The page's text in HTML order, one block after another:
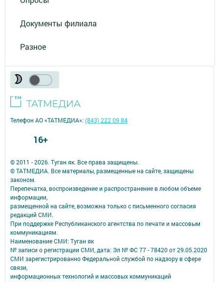
Документы филиала
Разное
© 2011 - 2026. Туган як. Все права защищены.
© ТАТМЕДИА. Все материалы, размещенные на сайте, защищены
законом.
Перепечатка, воспроизведение и распространение в любом объеме
информации,
размещенной на сайте, возможна только с письменного согласия
редакций СМИ.
При поддержке Республиканского агентства по печати и массовым
коммуникациям.
Наименование СМИ: Туган як
№ записи о регистрации СМИ, дата: Эл № ФС 77 - 78420 от 29.05.2020
СМИ зарегистрированно Федеральной службой по надзору в сфере
связи,
информационных технологий и массовых коммуникаций
Телефон АО «ТАТМЕДИА»:(843) 222 09 84
16+